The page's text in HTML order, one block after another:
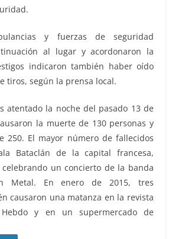
y fuerzas de seguridad
al lugar y acordonaron la
indicaron también haber oído
tiros, según la prensa local.
atentado la noche del pasado 13 de
la muerte de 130 personas y
250. El mayor número de fallecidos
Bataclán de la capital francesa,
un concierto de la banda
Metal. En enero de 2015, tres
causaron una matanza en la revista
y en un supermercado de